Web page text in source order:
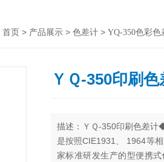
首页 > 产品展示 > 色差计 > YQ-350色彩色
ＹＱ-350印刷
描述：ＹＱ-350印刷色差计
是按照CIE1931、 1964等
家标准研发生产的型便携